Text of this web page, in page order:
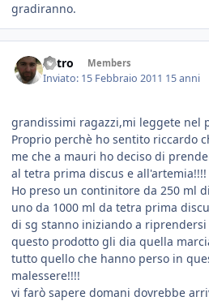
gradiranno.
Astro Members
Inviato: 15 Febbraio 2011 15 anni
grandissimi ragazzi,mi leggete nel
Proprio perchè ho sentito riccardo
me che a mauri ho deciso di
al tetra prima discus e all'artemia!!!!
Ho preso un continitore da 250 ml
uno da 1000 ml da tetra prima
di sg stanno iniziando a
questo prodotto gli dia quella
tutto quello che hanno perso in
malessere!!!!
vi farò sapere domani dovrebbe